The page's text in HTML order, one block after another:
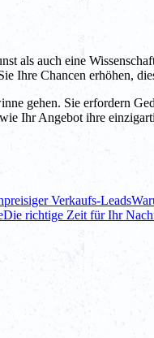
als auch eine
Ihre Chancen erhöhen,
gehen. Sie erfordern
Ihr Angebot ihre
Verkaufs-Leads
Die richtige Zeit für Ihr